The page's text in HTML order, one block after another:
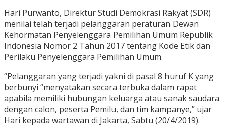
Hari Purwanto, Direktur Studi Demokrasi Rakyat (SDR)
menilai telah terjadi pelanggaran peraturan Dewan
Kehormatan Penyelenggara Pemilihan Umum Republik
Indonesia Nomor 2 Tahun 2017 tentang Kode Etik dan
Perilaku Penyelenggara Pemilihan Umum.
“Pelanggaran yang terjadi yakni di pasal 8 huruf K yang
berbunyi “menyatakan secara terbuka dalam rapat
apabila memiliki hubungan keluarga atau sanak saudara
dengan calon, peserta Pemilu, dan tim kampanye,” ujar
Hari kepada wartawan di Jakarta, Sabtu (20/4/2019).